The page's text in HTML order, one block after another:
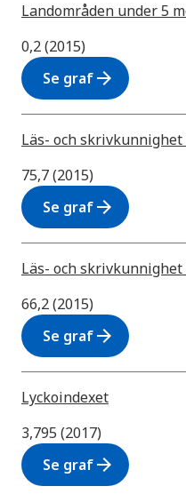
Landområden under 5
0,2 (2015)
Se grafarrow_forward
Läs- och
75,7 (2015)
Se grafarrow_forward
Läs- och
66,2 (2015)
Se grafarrow_forward
Lyckoindexet
3,795 (2017)
Se grafarrow_forward